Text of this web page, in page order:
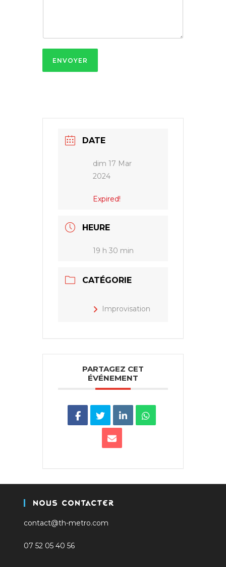
ENVOYER
DATE
dim 17 Mar
2024
Expired!
HEURE
19 h 30 min
CATÉGORIE
Improvisation
PARTAGEZ CET
ÉVÉNEMENT
Nous Contacter
contact@th-metro.com
07 52 05 40 56